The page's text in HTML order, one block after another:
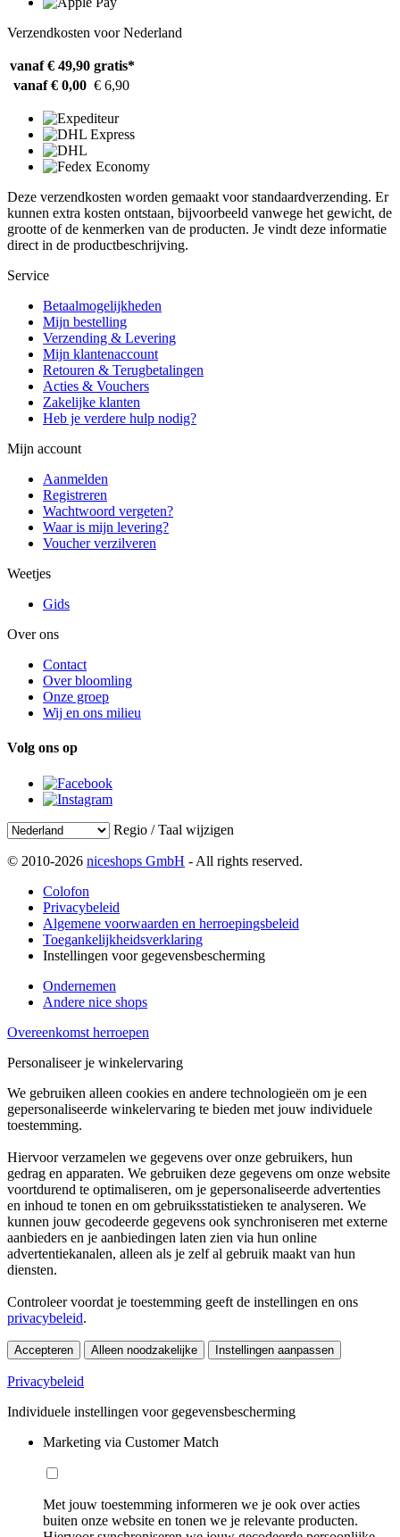
Verzendkosten voor Nederland
vanaf € 49,90 gratis*
vanaf € 0,00 € 6,90
Deze verzendkosten worden gemaakt voor standaardverzending. Er
kunnen extra kosten ontstaan, bijvoorbeeld vanwege het gewicht, de
grootte of de kenmerken van de producten. Je vindt deze informatie
direct in de productbeschrijving.
Service
Betaalmogelijkheden
Mijn bestelling
Verzending & Levering
Mijn klantenaccount
Retouren & Terugbetalingen
Acties & Vouchers
Zakelijke klanten
Heb je verdere hulp nodig?
Mijn account
Aanmelden
Registreren
Wachtwoord vergeten?
Waar is mijn levering?
Voucher verzilveren
Weetjes
Gids
Over ons
Contact
Over bloomling
Onze groep
Wij en ons milieu
Volg ons op
Regio / Taal wijzigen
© 2010-2026 niceshops GmbH - All rights reserved.
Colofon
Privacybeleid
Algemene voorwaarden en herroepingsbeleid
Toegankelijkheidsverklaring
Instellingen voor gegevensbescherming
Ondernemen
Andere nice shops
Overeenkomst herroepen
Personaliseer je winkelervaring
We gebruiken alleen cookies en andere technologieën om je een
gepersonaliseerde winkelervaring te bieden met jouw individuele
toestemming.
Hiervoor verzamelen we gegevens over onze gebruikers, hun
gedrag en apparaten. We gebruiken deze gegevens om onze website
voortdurend te optimaliseren, om je gepersonaliseerde advertenties
en inhoud te tonen en om gebruiksstatistieken te analyseren. We
kunnen jouw gecodeerde gegevens ook synchroniseren met externe
aanbieders en je aanbiedingen laten zien via hun online
advertentiekanalen, alleen als je zelf al gebruik maakt van hun
diensten.
Controleer voordat je toestemming geeft de instellingen en ons
privacybeleid.
Accepteren Alleen noodzakelijke Instellingen aanpassen
Privacybeleid
Individuele instellingen voor gegevensbescherming
Marketing via Customer Match
Met jouw toestemming informeren we je ook over acties
buiten onze website en tonen we je relevante producten.